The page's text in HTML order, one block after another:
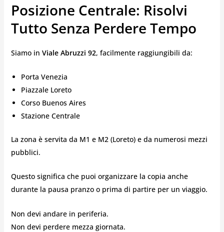
Posizione Centrale: Risolvi
Tutto Senza Perdere Tempo
Siamo in Viale Abruzzi 92, facilmente raggiungibili da:
Porta Venezia
Piazzale Loreto
Corso Buenos Aires
Stazione Centrale
La zona è servita da M1 e M2 (Loreto) e da numerosi mezzi
pubblici.
Questo significa che puoi organizzare la copia anche
durante la pausa pranzo o prima di partire per un viaggio.
Non devi andare in periferia.
Non devi perdere mezza giornata.